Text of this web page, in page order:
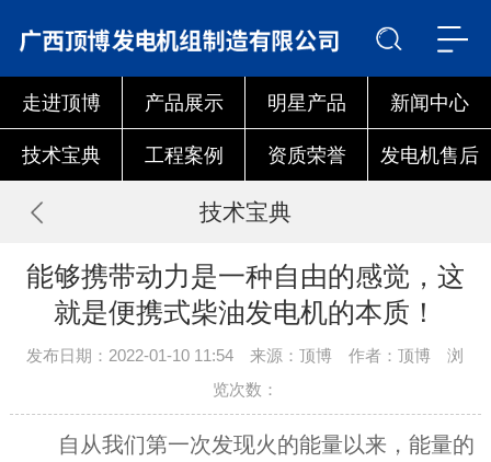
走进顶博 产品展示 明星产品 新闻中心
技术宝典 工程案例 资质荣誉 发电机售后
技术宝典
能够携带动力是一种自由的感觉，这
就是便携式柴油发电机的本质！
发布日期：2022-01-10 11:54 来源：顶博 作者：顶博 浏
览次数：
自从我们第一次发现火的能量以来，能量的